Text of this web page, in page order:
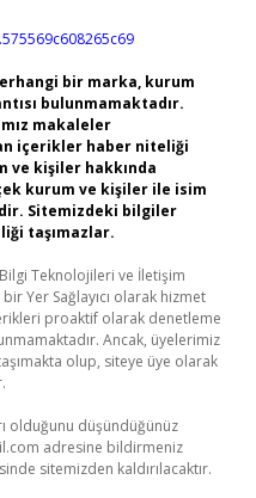
bir marka, kurum
bulunmamaktadır.
makaleler
içerikler haber niteliği
ve kişiler hakkında
kurum ve kişiler ile isim
Sitemizdeki bilgiler
taşımazlar.
Bilgi Teknolojileri ve İletişim
Yer Sağlayıcı olarak hizmet
proaktif olarak denetleme
Ancak, üyelerimiz
olup, siteye üye olarak
olduğunu düşündüğünüz
adresine bildirmeniz
sitemizden kaldırılacaktır.